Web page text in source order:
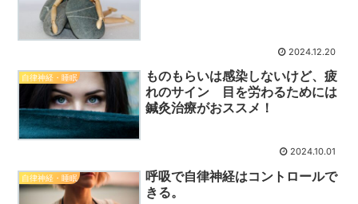
2024.12.20
自律神経・睡眠
ものもらいは感染しないけど、疲
れのサイン 目を労わるためには
鍼灸治療がおススメ！
2024.10.01
自律神経・睡眠
呼吸で自律神経はコントロールで
きる。